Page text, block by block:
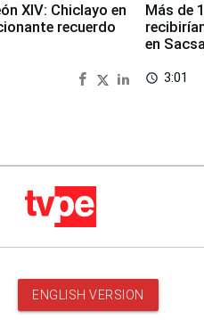
XIV: Chiclayo en
recuerdo
Más de
en
access_time 3:01
ENGLISH VERSION